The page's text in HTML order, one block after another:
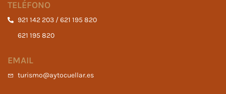
TELÉFONO
921 142 203 / 621 195 820
621 195 820
EMAIL
turismo@aytocuellar.es